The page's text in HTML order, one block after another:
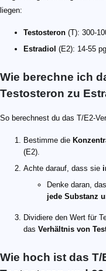
liegen:
Testosteron (T): 300-
Estradiol (E2): 14-55
Wie berechne ich
Testosteron zu
So berechnest du das T/E2-
Bestimme die
(E2).
Achte darauf, dass sie
Denke daran,
jede Substanz
Dividiere den Wert für
das Verhältnis von
Wie hoch ist das T/